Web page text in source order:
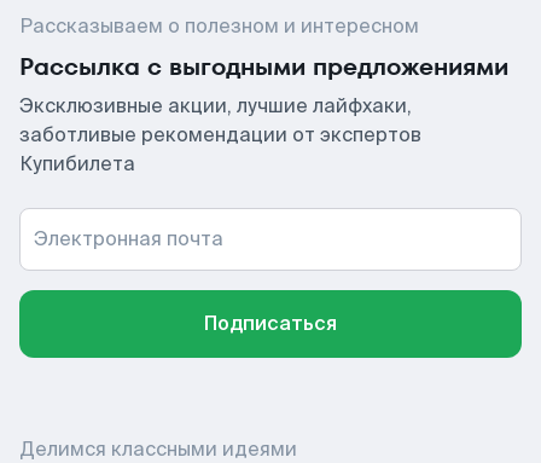
Рассказываем о полезном и интересном
Рассылка с выгодными предложениями
Эксклюзивные акции, лучшие лайфхаки,
заботливые рекомендации от экспертов
Купибилета
Электронная почта
Подписаться
Делимся классными идеями